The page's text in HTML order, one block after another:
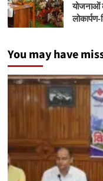
योजनाओं
You may have